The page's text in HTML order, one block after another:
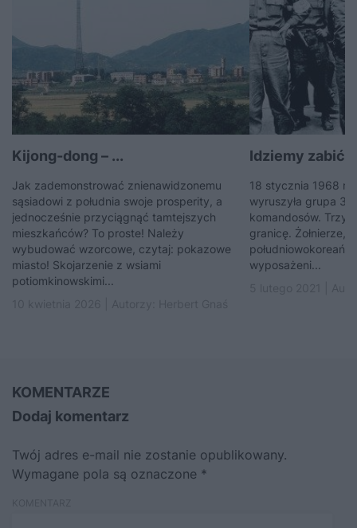
Kijong-dong – ...
Jak zademonstrować znienawidzonemu
sąsiadowi z południa swoje prosperity, a
jednocześnie przyciągnąć tamtejszych
mieszkańców? To proste! Należy
wybudować wzorcowe, czytaj: pokazowe
miasto! Skojarzenie z wsiami
potiomkinowskimi...
Idziemy zabić
18 stycznia 1968
wyruszyła grupa 31
komandosów. Trzy
granicę. Żołnierze,
wyposażeni...
KOMENTARZE
Dodaj komentarz
Twój adres e-mail nie zostanie opublikowany.
Wymagane pola są oznaczone *